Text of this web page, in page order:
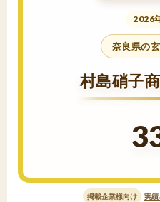
2026
奈良県の
村島硝子
掲載企業様向け 実績